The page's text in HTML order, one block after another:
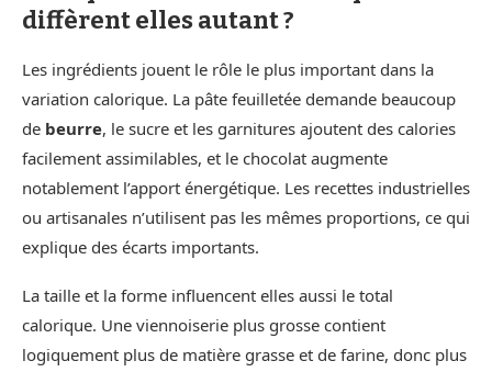
diffèrent elles autant ?
Les ingrédients jouent le rôle le plus important dans la
variation calorique. La pâte feuilletée demande beaucoup
de beurre, le sucre et les garnitures ajoutent des calories
facilement assimilables, et le chocolat augmente
notablement l’apport énergétique. Les recettes industrielles
ou artisanales n’utilisent pas les mêmes proportions, ce qui
explique des écarts importants.
La taille et la forme influencent elles aussi le total
calorique. Une viennoiserie plus grosse contient
logiquement plus de matière grasse et de farine, donc plus